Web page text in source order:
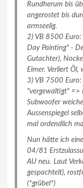
Rundherum bis
angerostet bis
armseelig.
2) VB 8500
Day Painting" -
Gutachter),
Eimer. Verliert Öl,
3) VB 7500 Euro:
"vergewaltigt" =>
Subwoofer
Aussenspiegel
mal ordendlich
Nun hätte ich
04/81
AU neu. Laut
gespachtelt),
(*grübel*)